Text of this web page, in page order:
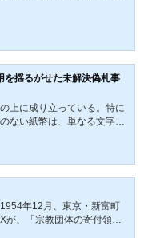
紙幣制度に大きな衝撃を与
ともなった。1993年、偽の
阪・京都・滋賀・奈良の両
...
を揺るがせた未解決偽札事
上に成り立っている。特に
ない紙幣は、単なる文字と
紙幣の最高傑作」、「最後
1963（昭和38）年11月14
でも取り上げられた「チ-3
な影響を与えた戦後の事件
人検挙に向け異例の大規模
年12月、東京・新富町
が、「宗教団体の寄付領収